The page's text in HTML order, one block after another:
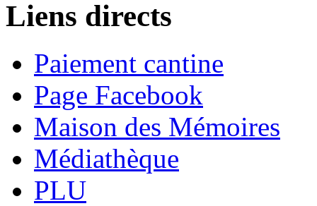
Liens directs
Paiement cantine
Page Facebook
Maison des Mémoires
Médiathèque
PLU